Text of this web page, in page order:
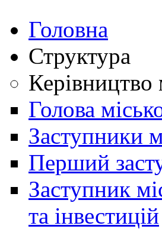
Головна
Структура
Керівництво
Голова
Заступники
Перший
Заступник
та інвестицій